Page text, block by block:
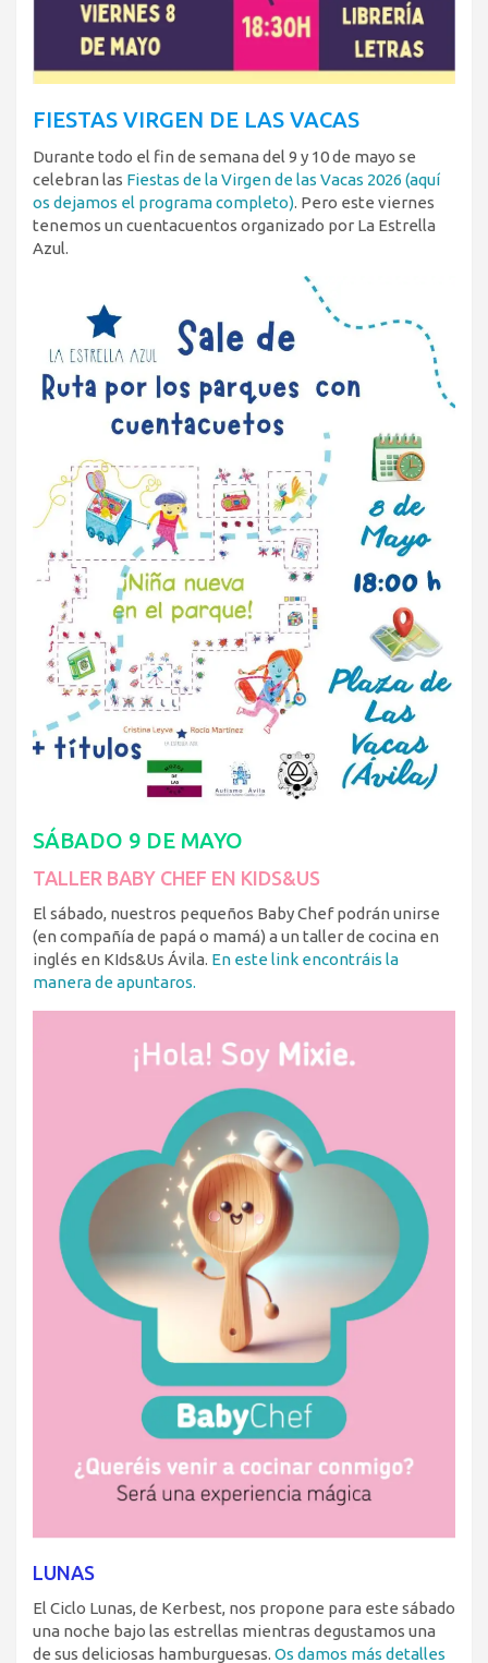
FIESTAS VIRGEN DE LAS VACAS
Durante todo el fin de semana del 9 y 10 de mayo se
celebran las Fiestas de la Virgen de las Vacas 2026 (aquí
os dejamos el programa completo). Pero este viernes
tenemos un cuentacuentos organizado por La Estrella
Azul.
SÁBADO 9 DE MAYO
TALLER BABY CHEF EN KIDS&US
El sábado, nuestros pequeños Baby Chef podrán unirse
(en compañía de papá o mamá) a un taller de cocina en
inglés en KIds&Us Ávila. En este link encontráis la
manera de apuntaros.
LUNAS
El Ciclo Lunas, de Kerbest, nos propone para este sábado
una noche bajo las estrellas mientras degustamos una
de sus deliciosas hamburguesas. Os damos más detalles